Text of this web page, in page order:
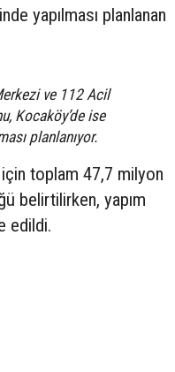
yapılması planlanan
ve 112 Acil
Kocaköy’de ise
planlanıyor.
için toplam 47,7 milyon
belirtilirken, yapım
edildi.